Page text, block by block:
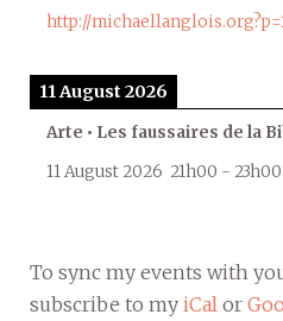
http://
11 August 2026
Arte • Les faussaires de la
11 August 2026 21h00 - 23h00
To sync my events with
subscribe to my iCal or